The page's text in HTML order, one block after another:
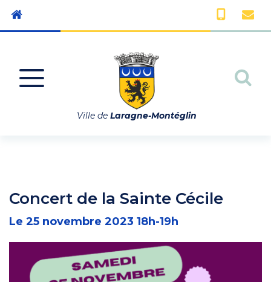
Aller à la navigation
Ville de Laragne-Montéglin
Concert de la Sainte Cécile
Le 25 novembre 2023 18h-19h